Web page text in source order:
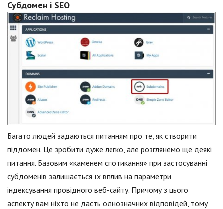
Субдомен і SEO
Багато людей задаються питанням про те, як створити
піддомен. Це зробити дуже легко, але розглянемо ще деякі
питання. Базовим «каменем спотикання» при застосуванні
субдоменів залишається їх вплив на параметри
індексування провідного веб-сайту. Причому з цього
аспекту вам ніхто не дасть однозначних відповідей, тому